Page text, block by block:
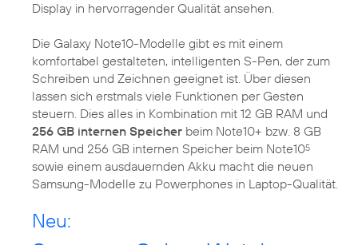
Display in hervorragender Qualität ansehen.
Die Galaxy Note10-Modelle gibt es mit einem
komfortabel gestalteten, intelligenten S-Pen, der zum
Schreiben und Zeichnen geeignet ist. Über diesen
lassen sich erstmals viele Funktionen per Gesten
steuern. Dies alles in Kombination mit 12 GB RAM und
256 GB internen Speicher beim Note10+ bzw. 8 GB
RAM und 256 GB internen Speicher beim Note105
sowie einem ausdauernden Akku macht die neuen
Samsung-Modelle zu Powerphones in Laptop-Qualität.
Neu: